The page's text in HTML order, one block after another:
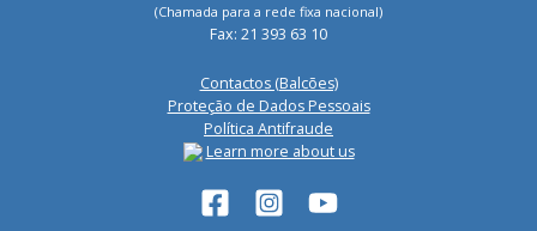
(Chamada para a rede fixa nacional)
Fax: 21 393 63 10
Contactos (Balcões)
Proteção de Dados Pessoais
Política Antifraude
Learn more about us